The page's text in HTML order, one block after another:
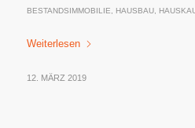
BESTANDSIMMOBILIE HAUSBAU,
Weiterlesen
12. MÄRZ 2019